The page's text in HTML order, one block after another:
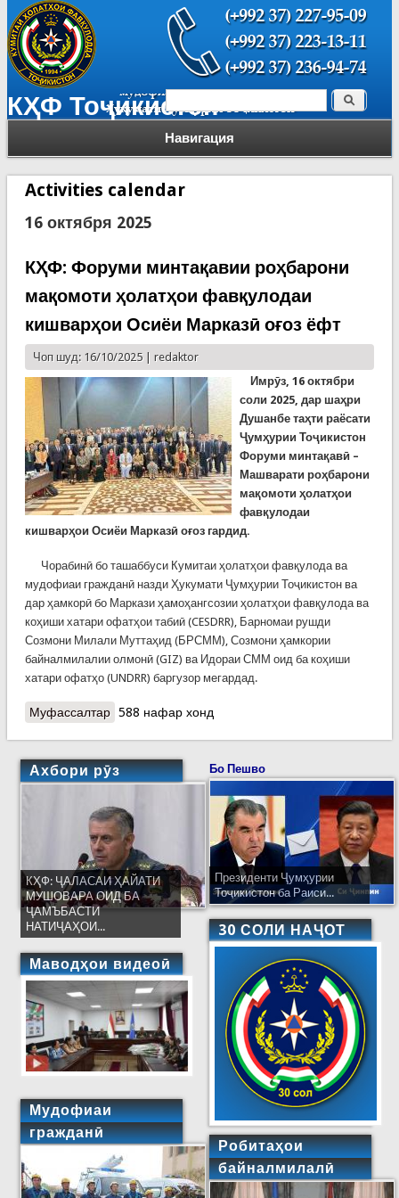
КҲФ Тоҷикистон
Навигация
Форма поиска Поиск
Activities calendar
16 октября 2025
КҲФ: Форуми минтақавии роҳбарони
мақомоти ҳолатҳои фавқулодаи
кишварҳои Осиёи Марказӣ оғоз ёфт
Чоп шуд: 16/10/2025 | redaktor
Имрӯз, 16 октябри
соли 2025, дар шаҳри
Душанбе таҳти раёсати
Ҷумҳурии Тоҷикистон
Форуми минтақавӣ –
Машварати роҳбарони
мақомоти ҳолатҳои
фавқулодаи
кишварҳои Осиёи Марказӣ оғоз гардид.
Чорабинӣ бо ташаббуси Кумитаи ҳолатҳои фавқулода ва
мудофиаи гражданӣ назди Ҳукумати Ҷумҳурии Тоҷикистон ва
дар ҳамкорӣ бо Маркази ҳамоҳангсозии ҳолатҳои фавқулода ва
коҳиши хатари офатҳои табиӣ (CESDRR), Барномаи рушди
Созмони Милали Муттаҳид (БРСММ), Созмони ҳамкории
байналмилалии олмонӣ (GIZ) ва Идораи СММ оид ба коҳиши
хатари офатҳо (UNDRR) баргузор мегардад.
Муфассалтаро КҲФ: Форуми минтақавии роҳбарони мақомоти
588 нафар хонд
Ахбори рӯз
КҲФ: ҶАЛАСАИ ҲАЙАТИ
МУШОВАРА ОИД БА
ҶАМЪБАСТИ
НАТИҶАҲОИ...
Маводҳои видеоӣ
Мудофиаи
гражданӣ
Бо Пешво
Президенти Ҷумҳурии
Тоҷикистон ба Раиси...
30 СОЛИ НАҶОТ
Робитаҳои
байналмилалӣ